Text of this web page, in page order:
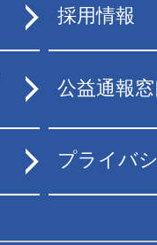
採用情報
公益通報
プライバ